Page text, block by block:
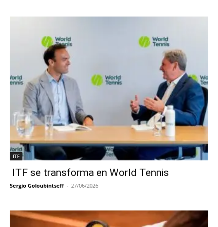
ITF
ITF se transforma en World Tennis
Sergio Goloubintseff - 27/06/2026